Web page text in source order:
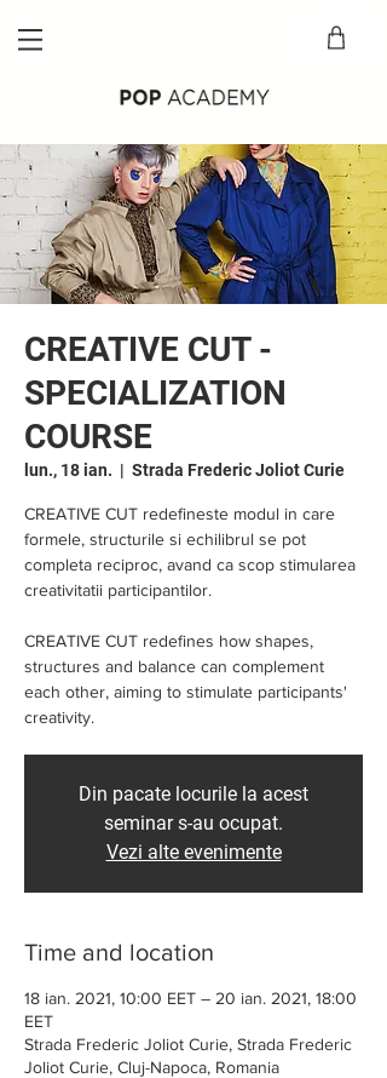
CREATIVE CUT -
SPECIALIZATION
COURSE
lun., 18 ian.
  |
Strada Frederic Joliot Curie
CREATIVE CUT redefineste modul in care
formele, structurile si echilibrul se pot
completa reciproc, avand ca scop stimularea
creativitatii participantilor.
CREATIVE CUT redefines how shapes,
structures and balance can complement
each other, aiming to stimulate participants'
creativity.
Din pacate locurile la acest
seminar s-au ocupat.
Vezi alte evenimente
Time and location
18 ian. 2021, 10:00 EET – 20 ian. 2021, 18:00
EET
Strada Frederic Joliot Curie, Strada Frederic
Joliot Curie, Cluj-Napoca, Romania